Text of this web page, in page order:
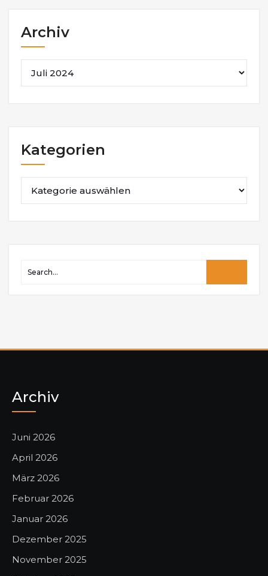
ArchivArchiv
Kategorien
Archiv
Juni 2026
April 2026
März 2026
Februar 2026
Januar 2026
Dezember 2025
November 2025